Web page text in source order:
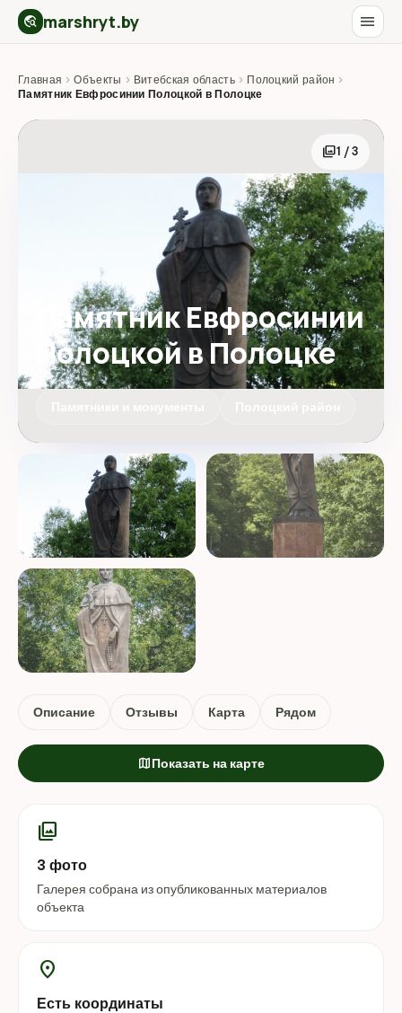
travel_explore marshryt.by menu
Главная › Объекты › Витебская область › Полоцкий район ›
Памятник Евфросинии Полоцкой в Полоцке
photo_library1 / 3
Памятник Евфросинии
Полоцкой в Полоцке
Описание Отзывы Карта Рядом
mapПоказать на карте
photo_library
3 фото
Галерея собрана из опубликованных материалов
объекта
location_on
Есть координаты